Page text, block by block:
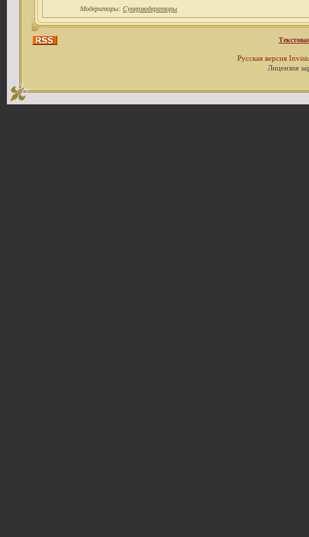
Модераторы: Супермодераторы
Русская версия
Лицензия